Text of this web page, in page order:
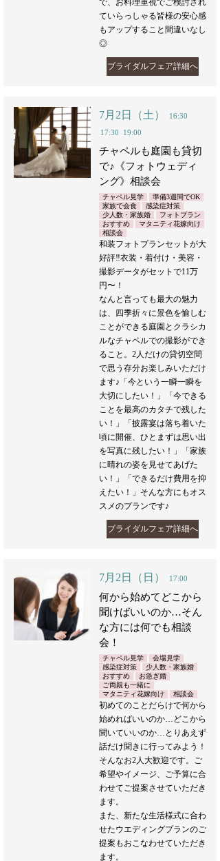
で、お料理重視でご検討され
ていらっしゃる皆様の安心感
もアップすること間違いなし
◎
ブライダルフェア詳細へ
7月2日（土）
16:30
17:30
19:00
チャペルも庭園も貸切
で♪《フォトウェディ
ング》相談会
チャペル見学
準備3週間でOK
家族で会食
感染症対策
少人数・家族婚
フォトプラン
おすすめ
マタニティ花嫁向け
相談会
和装フォトプランセットが大
好評‼︎衣装・着付け・美容・
撮影データがセットで11万
円〜！
なんと言っても最大の魅力
は、四季折々に景色を愉しむ
ことができる庭園とクラシカ
ルなチャペルでの撮影ができ
ること。2人だけの貸切空間
で思う存分お楽しみいただけ
ます♪「今という一瞬一瞬を
大切にしたい！」「今できる
ことを最高のカタチで残した
い！」「披露宴は落ち着いた
頃に開催、ひとまずは思い出
を写真に残したい！」「家族
に晴れの姿を見せてあげた
い！」「できるだけ費用を抑
えたい！」そんな方にもオス
スメのプランです♪
ブライダルフェア詳細へ
7月2日（日） 17:00
何から始めてどこから
聞けばいいのか…そん
な方には何でも相談
会！
チャペル見学
会場見学
感染症対策
少人数・家族婚
おすすめ
お急ぎ婚
ご両親も一緒に
マタニティ花嫁向け
相談会
初めてのことだらけで何から
始めればいいのか…どこから
聞いていいのか…とりあえず
話だけ聞きに行ってみよう！
そんなお2人大歓迎です。ご
希望やイメージ、ご予算に合
わせてご提案させていただき
ます。
また、新たな生活様式に合わ
せたウエディングプランのご
提案もおこなわせていただき
ます。